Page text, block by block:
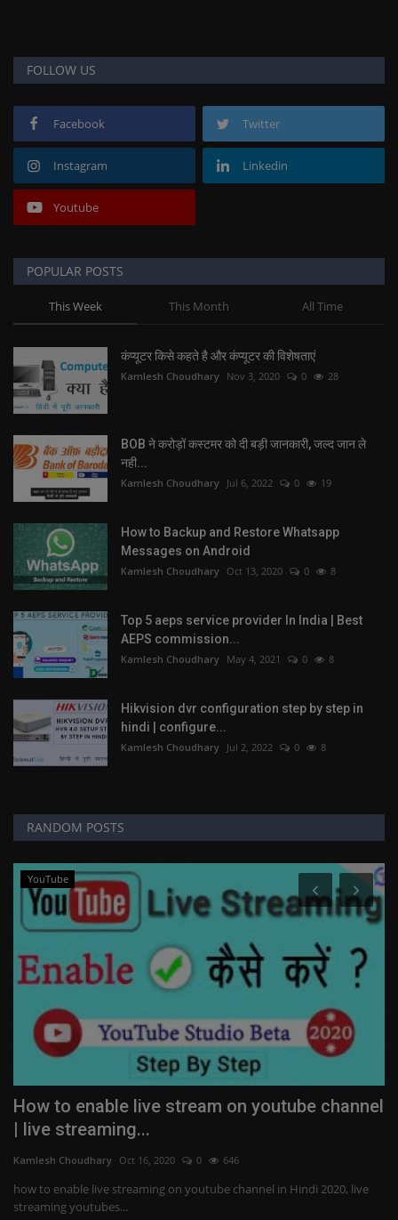
FOLLOW US
Facebook Twitter
Instagram Linkedin
Youtube
POPULAR POSTS
This Week This Month All Time
कंप्यूटर किसे कहते है और कंप्यूटर की विशेषताएं
Kamlesh Choudhary Nov 3, 2020 0 28
BOB ने करोड़ों कस्टमर को दी बड़ी जानकारी, जल्द जान ले
नही...
Kamlesh Choudhary Jul 6, 2022 0 19
How to Backup and Restore Whatsapp
Messages on Android
Kamlesh Choudhary Oct 13, 2020 0 8
Top 5 aeps service provider In India | Best
AEPS commission...
Kamlesh Choudhary May 4, 2021 0 8
Hikvision dvr configuration step by step in
hindi | configure...
Kamlesh Choudhary Jul 2, 2022 0 8
RANDOM POSTS
YouTube
How to enable live stream on youtube channel
| live streaming...
Kamlesh Choudhary Oct 16, 2020 0 646
how to enable live streaming on youtube channel in Hindi 2020, live
streaming youtubes...